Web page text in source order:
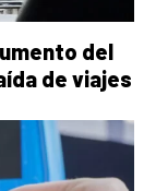
del
de viajes